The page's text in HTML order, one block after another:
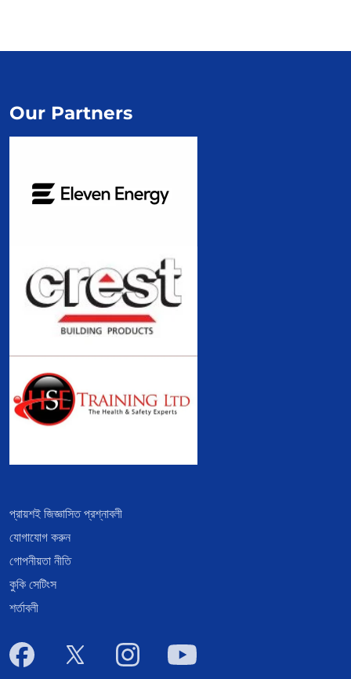
প্রায়শই জিজ্ঞাসিত প্রশ্নাবলী
যোগাযোগ করুন
গোপনীয়তা নীতি
কুকি সেটিংস
শর্তাবলী
Our Partners